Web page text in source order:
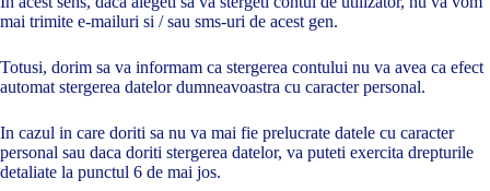
mai trimite e-mailuri si / sau sms-uri de acest gen.
Totusi, dorim sa va informam ca stergerea contului nu va avea ca efect
automat stergerea datelor dumneavoastra cu caracter personal.
In cazul in care doriti sa nu va mai fie prelucrate datele cu caracter
personal sau daca doriti stergerea datelor, va puteti exercita drepturile
detaliate la punctul 6 de mai jos.